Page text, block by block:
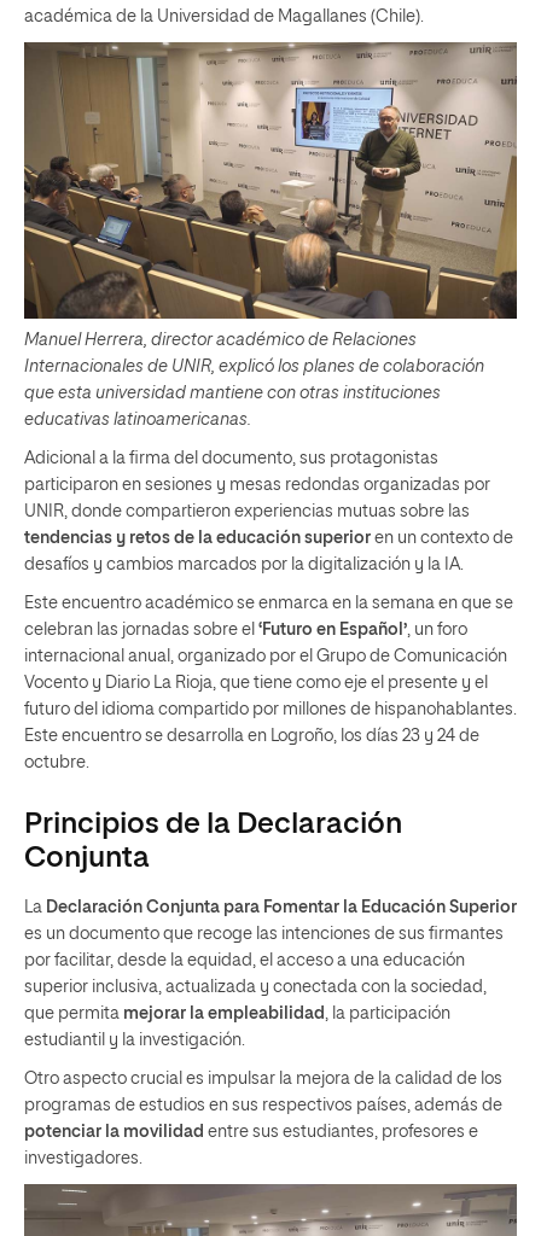
académica de la Universidad de Magallanes (Chile).
Manuel Herrera, director académico de Relaciones
Internacionales de UNIR, explicó los planes de colaboración
que esta universidad mantiene con otras instituciones
educativas latinoamericanas.
Adicional a la firma del documento, sus protagonistas
participaron en sesiones y mesas redondas organizadas por
UNIR, donde compartieron experiencias mutuas sobre las
tendencias y retos de la educación superior en un contexto de
desafíos y cambios marcados por la digitalización y la IA.
Este encuentro académico se enmarca en la semana en que se
celebran las jornadas sobre el ‘Futuro en Español’, un foro
internacional anual, organizado por el Grupo de Comunicación
Vocento y Diario La Rioja, que tiene como eje el presente y el
futuro del idioma compartido por millones de hispanohablantes.
Este encuentro se desarrolla en Logroño, los días 23 y 24 de
octubre.
Principios de la Declaración
Conjunta
La Declaración Conjunta para Fomentar la Educación Superior
es un documento que recoge las intenciones de sus firmantes
por facilitar, desde la equidad, el acceso a una educación
superior inclusiva, actualizada y conectada con la sociedad,
que permita mejorar la empleabilidad, la participación
estudiantil y la investigación.
Otro aspecto crucial es impulsar la mejora de la calidad de los
programas de estudios en sus respectivos países, además de
potenciar la movilidad entre sus estudiantes, profesores e
investigadores.